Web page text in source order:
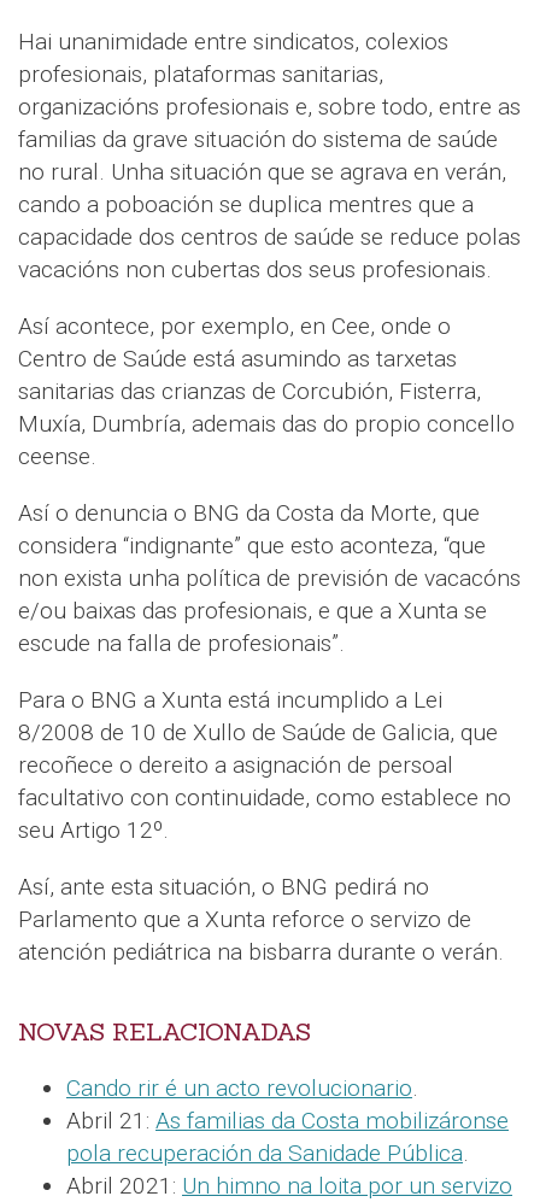
Hai unanimidade entre sindicatos, colexios
profesionais, plataformas sanitarias,
organizacións profesionais e, sobre todo, entre as
familias da grave situación do sistema de saúde
no rural. Unha situación que se agrava en verán,
cando a poboación se duplica mentres que a
capacidade dos centros de saúde se reduce polas
vacacións non cubertas dos seus profesionais.
Así acontece, por exemplo, en Cee, onde o
Centro de Saúde está asumindo as tarxetas
sanitarias das crianzas de Corcubión, Fisterra,
Muxía, Dumbría, ademais das do propio concello
ceense.
Así o denuncia o BNG da Costa da Morte, que
considera “indignante” que esto aconteza, “que
non exista unha política de previsión de vacacóns
e/ou baixas das profesionais, e que a Xunta se
escude na falla de profesionais”.
Para o BNG a Xunta está incumplido a Lei
8/2008 de 10 de Xullo de Saúde de Galicia, que
recoñece o dereito a asignación de persoal
facultativo con continuidade, como establece no
seu Artigo 12º.
Así, ante esta situación, o BNG pedirá no
Parlamento que a Xunta reforce o servizo de
atención pediátrica na bisbarra durante o verán.
NOVAS RELACIONADAS
Cando rir é un acto revolucionario.
Abril 21: As familias da Costa mobilizáronse
pola recuperación da Sanidade Pública.
Abril 2021: Un himno na loita por un servizo